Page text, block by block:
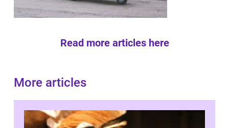
Read more articles here
More articles